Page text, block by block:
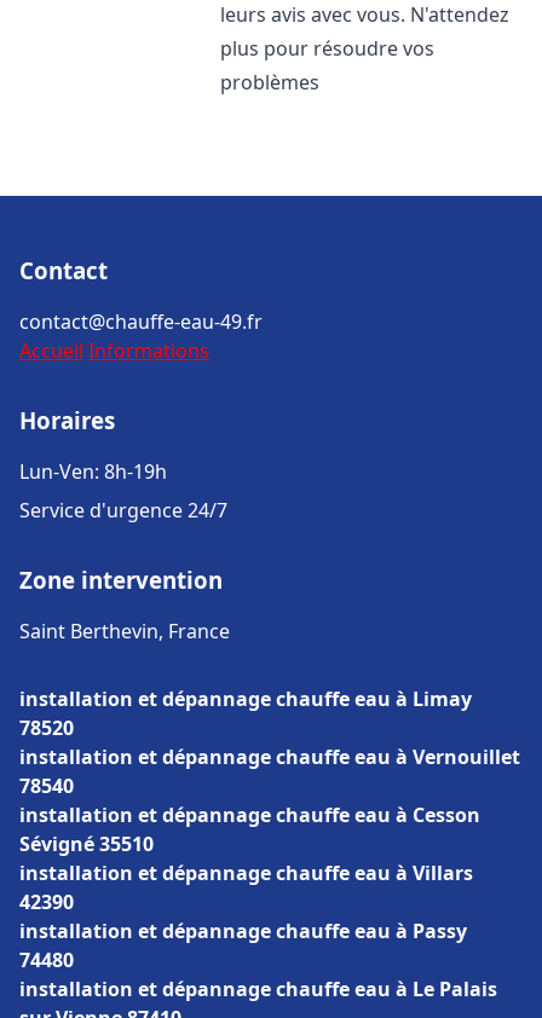
leurs avis avec vous. N'attendez
plus pour résoudre vos
problèmes
Contact
contact@chauffe-eau-49.fr
Accueil Informations
Horaires
Lun-Ven: 8h-19h
Service d'urgence 24/7
Zone intervention
Saint Berthevin, France
installation et dépannage chauffe eau à Limay
78520
installation et dépannage chauffe eau à Vernouillet
78540
installation et dépannage chauffe eau à Cesson
Sévigné 35510
installation et dépannage chauffe eau à Villars
42390
installation et dépannage chauffe eau à Passy
74480
installation et dépannage chauffe eau à Le Palais